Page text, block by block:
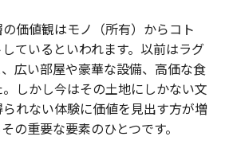
価値観はモノ（所有）からコト
しているといわれます。以前はラグ
広い部屋や豪華な設備、高価な食
しかし今はその土地にしかない文
れない体験に価値を見出す方が増
の重要な要素のひとつです。